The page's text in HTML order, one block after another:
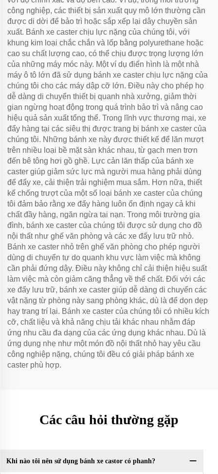
công nghiệp, các thiết bị sản xuất quy mô lớn thường cần
được di dời để bảo trì hoặc sắp xếp lại dây chuyền sản
xuất. Bánh xe caster chịu lực nặng của chúng tôi, với
khung kim loại chắc chắn và lốp bằng polyurethane hoặc
cao su chất lượng cao, có thể chịu được trọng lượng lớn
của những máy móc này. Một ví dụ điển hình là một nhà
máy ô tô lớn đã sử dụng bánh xe caster chịu lực nặng của
chúng tôi cho các máy dập cỡ lớn. Điều này cho phép họ
dễ dàng di chuyển thiết bị quanh nhà xưởng, giảm thời
gian ngừng hoạt động trong quá trình bảo trì và nâng cao
hiệu quả sản xuất tổng thể. Trong lĩnh vực thương mại, xe
đẩy hàng tại các siêu thị được trang bị bánh xe caster của
chúng tôi. Những bánh xe này được thiết kế để lăn mượt
trên nhiều loại bề mặt sàn khác nhau, từ gạch men trơn
đến bê tông hơi gồ ghề. Lực cản lăn thấp của bánh xe
caster giúp giảm sức lực mà người mua hàng phải dùng
để đẩy xe, cải thiện trải nghiệm mua sắm. Hơn nữa, thiết
kế chống trượt của một số loại bánh xe caster của chúng
tôi đảm bảo rằng xe đẩy hàng luôn ổn định ngay cả khi
chất đầy hàng, ngăn ngừa tai nạn. Trong môi trường gia
đình, bánh xe caster của chúng tôi được sử dụng cho đồ
nội thất như ghế văn phòng và các xe đẩy lưu trữ nhỏ.
Bánh xe caster nhỏ trên ghế văn phòng cho phép người
dùng di chuyển tự do quanh khu vực làm việc mà không
cần phải đứng dậy. Điều này không chỉ cải thiện hiệu suất
làm việc mà còn giảm căng thẳng về thể chất. Đối với các
xe đẩy lưu trữ, bánh xe caster giúp dễ dàng di chuyển các
vật nặng từ phòng này sang phòng khác, dù là để dọn dẹp
hay trang trí lại. Bánh xe caster của chúng tôi có nhiều kích
cỡ, chất liệu và khả năng chịu tải khác nhau nhằm đáp
ứng nhu cầu đa dạng của các ứng dụng khác nhau. Dù là
ứng dụng nhẹ như một món đồ nội thất nhỏ hay yêu cầu
công nghiệp nặng, chúng tôi đều có giải pháp bánh xe
caster phù hợp.
Các câu hỏi thường gặp
Khi nào tôi nên sử dụng bánh xe castor có phanh?